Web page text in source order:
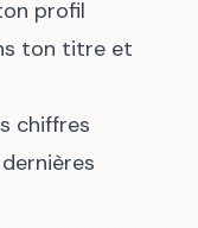
profil
ton titre et
chiffres